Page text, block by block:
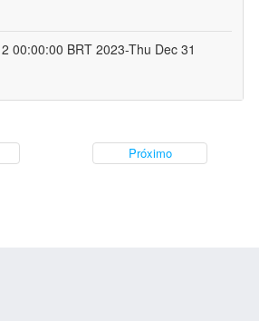
00:00:00 BRT 2023-Thu Dec 31
Próximo